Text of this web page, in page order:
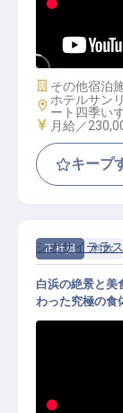
レストラ
／白浜の
施設業態
その他宿泊
勤務地
ホテルサン
ート四季い
給与
月給／
キープ
正社員 料飲
サービス
シオサイテラス
白浜の絶景と美
わった究極の食